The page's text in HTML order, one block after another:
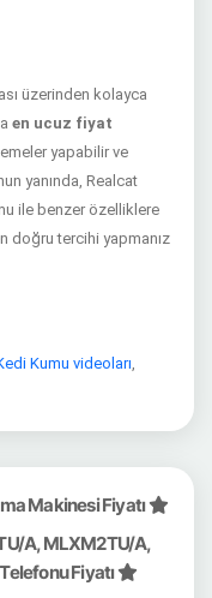
üzerinden kolayca
en ucuz fiyat
yapabilir ve
yanında, Realcat
ile benzer özelliklere
doğru tercihi yapmanız
Kumu videoları,
Makinesi Fiyatı
A, MLXM2TU/A,
Fiyatı